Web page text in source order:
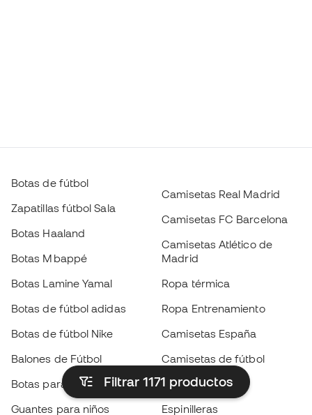
Filtrar 1171 productos
Botas de fútbol
Zapatillas fútbol Sala
Botas Haaland
Botas Mbappé
Botas Lamine Yamal
Botas de fútbol adidas
Botas de fútbol Nike
Balones de Fútbol
Botas para niños
Guantes para niños
Camisetas Real Madrid
Camisetas FC Barcelona
Camisetas Atlético de
Madrid
Ropa térmica
Ropa Entrenamiento
Camisetas España
Camisetas de fútbol
Chubasqueros
Espinilleras